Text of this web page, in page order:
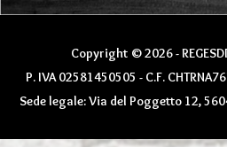
Copyright © 2026 -
P. IVA 02581450505 - C.F.
Sede legale: Via del Poggetto 12,